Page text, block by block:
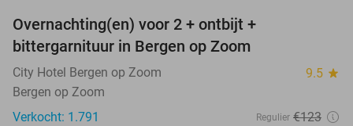
Overnachting(en) voor 2 + ontbijt +
bittergarnituur in Bergen op Zoom
City Hotel Bergen op Zoom 9.5 star
Bergen op Zoom
Verkocht: 1.791
Regulier €123